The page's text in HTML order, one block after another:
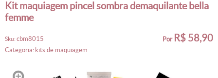
kit maquiagem pincel sombra demaquilante bella
femme
sku: cbm8015
categoria: kits de maquiagem
por R$ 58,90